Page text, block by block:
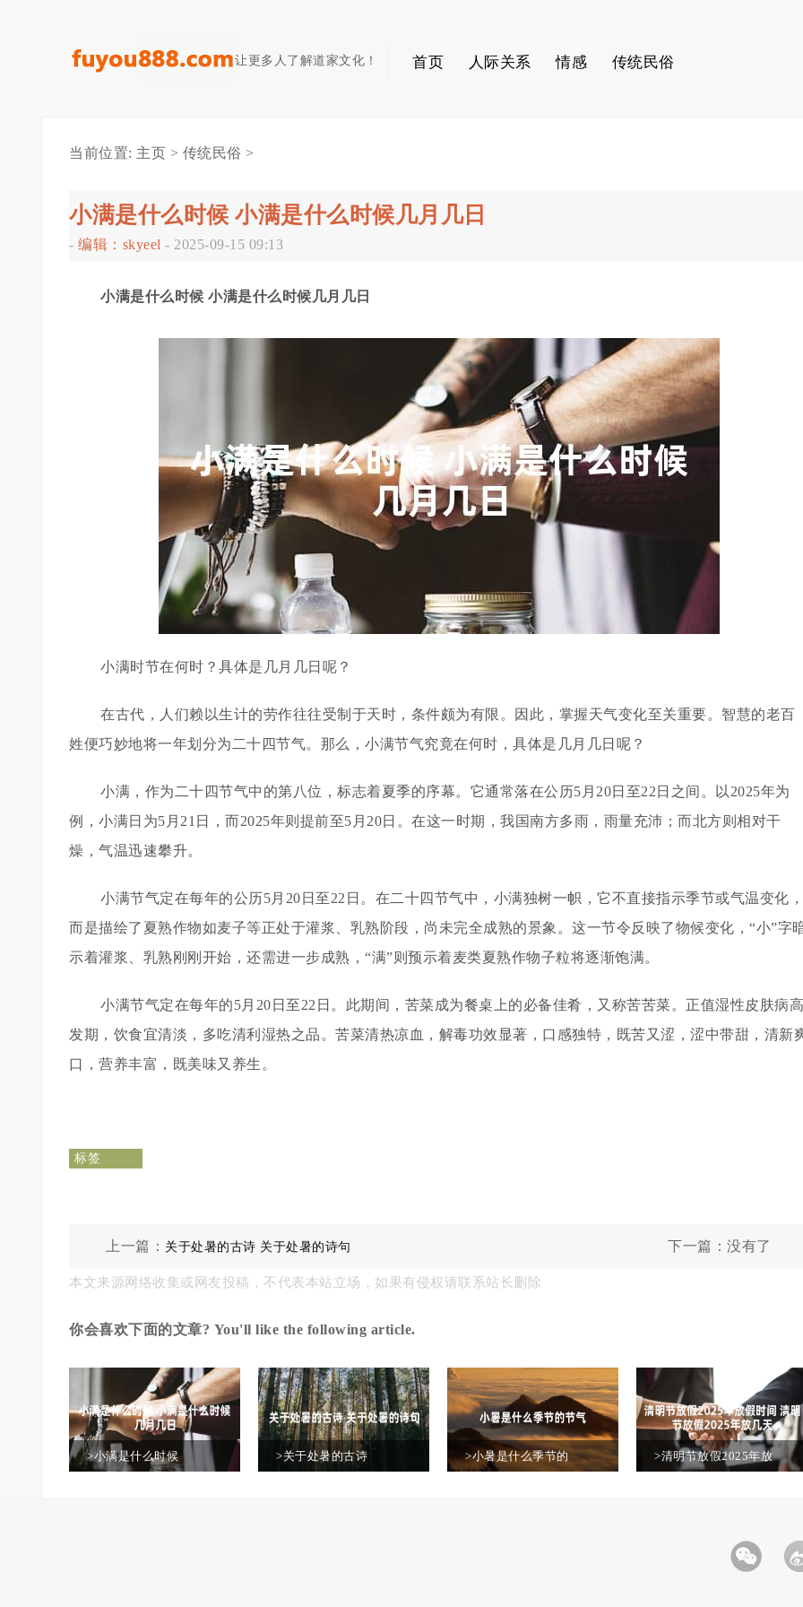
让更多人了解道家文化！ 首页 人际关系 情感 传统民俗
当前位置: 主页 > 传统民俗 >
小满是什么时候 小满是什么时候几月几日
- 编辑：skyeel - 2025-09-15 09:13
小满是什么时候 小满是什么时候几月几日
小满时节在何时？具体是几月几日呢？
在古代，人们赖以生计的劳作往往受制于天时，条件颇为有限。因此，掌握天气变化至关重要。智慧的老百
姓便巧妙地将一年划分为二十四节气。那么，小满节气究竟在何时，具体是几月几日呢？
小满，作为二十四节气中的第八位，标志着夏季的序幕。它通常落在公历5月20日至22日之间。以2025年为
例，小满日为5月21日，而2025年则提前至5月20日。在这一时期，我国南方多雨，雨量充沛；而北方则相对干
燥，气温迅速攀升。
小满节气定在每年的公历5月20日至22日。在二十四节气中，小满独树一帜，它不直接指示季节或气温变化，
而是描绘了夏熟作物如麦子等正处于灌浆、乳熟阶段，尚未完全成熟的景象。这一节令反映了物候变化，“小”字
示着灌浆、乳熟刚刚开始，还需进一步成熟，“满”则预示着麦类夏熟作物子粒将逐渐饱满。
小满节气定在每年的5月20日至22日。此期间，苦菜成为餐桌上的必备佳肴，又称苦苦菜。正值湿性皮肤病高
发期，饮食宜清淡，多吃清利湿热之品。苦菜清热凉血，解毒功效显著，口感独特，既苦又涩，涩中带甜，清新
口，营养丰富，既美味又养生。
标签
上一篇： 关于处暑的古诗 关于处暑的诗句 下一篇：没有了
本文来源网络收集或网友投稿，不代表本站立场，如果有侵权请联系站长删除
你会喜欢下面的文章? You'll like the following article.
>小满是什么时候 >关于处暑的古诗 >小暑是什么季节的 >清明节放假2025年放